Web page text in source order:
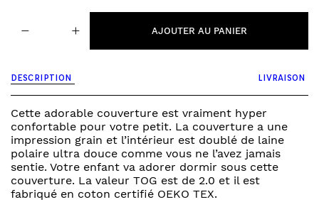
de
Oatmeal/velvet
-
couverture
− + AJOUTER AU PANIER
DESCRIPTION LIVRAISON
Cette adorable couverture est vraiment hyper
confortable pour votre petit. La couverture a une
impression grain et l’intérieur est doublé de laine
polaire ultra douce comme vous ne l’avez jamais
sentie. Votre enfant va adorer dormir sous cette
couverture. La valeur TOG est de 2.0 et il est
fabriqué en coton certifié OEKO TEX.